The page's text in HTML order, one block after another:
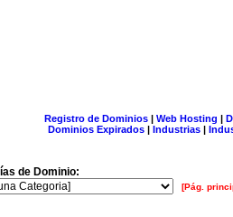
Registro de Dominios| Web Hosting |
Dominios Expirados | Industrias |
de Dominio:
[Pág.